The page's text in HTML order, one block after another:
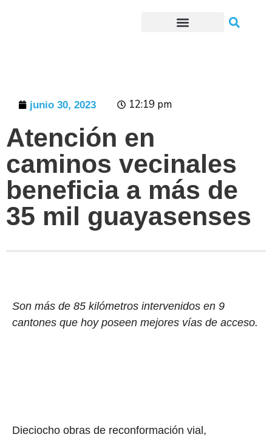
junio 30, 2023 12:19 pm
Atención en
caminos vecinales
beneficia a más de
35 mil guayasenses
Son más de 85 kilómetros intervenidos en 9
cantones que hoy poseen mejores vías de acceso.
Dieciocho obras de reconformación vial,